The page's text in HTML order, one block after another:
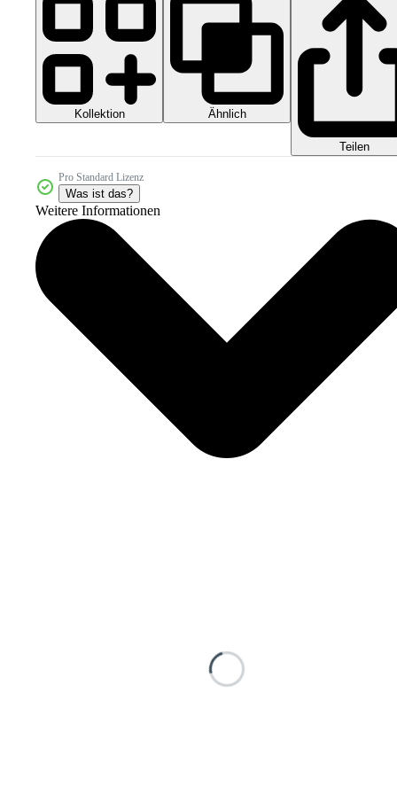
Kollektion Ähnlich
Teilen
Pro Standard Lizenz
Was ist das?
Weitere Informationen